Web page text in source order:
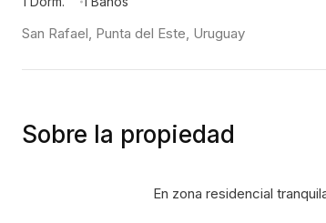
San Rafael, Punta del Este, Uruguay
Sobre la propiedad
En zona